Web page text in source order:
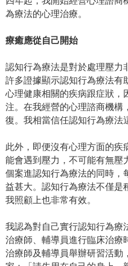
為療法的心理治療。
療癒應從自己開始
認知行為療法是對於處理壓力
許多證據顯示認知行為療法有
心理健康相關的疾病跟症狀，
注。在我經營的心理諮商機構
復。我相當信任認知行為療法
此外，即便沒有心理方面的疾
能會遇到壓力，不可能有無壓
個案進認知行為療法的同時，
益甚大。認知行為療法不僅是
我照顧上也非常有效。
我認為對自己實行認知行為療
治療師、輔導員進行臨床治療
治療師及輔導員舉辦研習活動